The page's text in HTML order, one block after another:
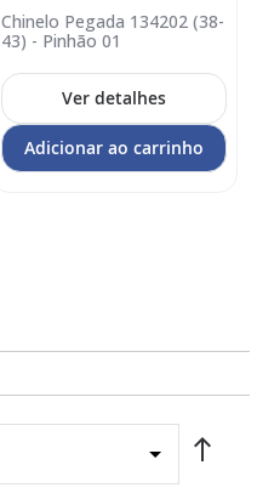
Chinelo Pegada 134202 (38-
43) - Pinhão 01
Ver detalhes
Adicionar ao carrinho